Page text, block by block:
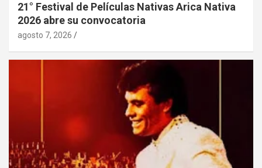
21° Festival de Películas Nativas Arica Nativa
2026 abre su convocatoria
agosto 7, 2026